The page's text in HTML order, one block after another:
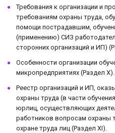
Требования к организации и
требованиям охраны труда,
помощи пострадавшим,
(применению) СИЗ
сторонних организаций и ИП)
Особенности организации
микропредприятиях (Раздел X).
Реестр организаций и ИП,
охраны труда (в части
юрлиц, осуществляющих
работников вопросам охраны
охране труда лиц (Раздел XI).